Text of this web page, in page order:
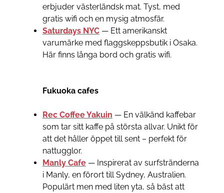
erbjuder västerländsk mat. Tyst, med
gratis wifi och en mysig atmosfär.
Saturdays NYC— Ett amerikanskt
varumärke med flaggskeppsbutik i Osaka.
Här finns långa bord och gratis wifi.
Fukuoka cafes
Rec Coffee Yakuin — En välkänd kaffebar
som tar sitt kaffe på största allvar. Unikt för
att det håller öppet till sent – perfekt för
nattugglor.
Manly Cafe— Inspirerat av surfstränderna
i Manly, en förort till Sydney, Australien.
Populärt men med liten yta, så bäst att